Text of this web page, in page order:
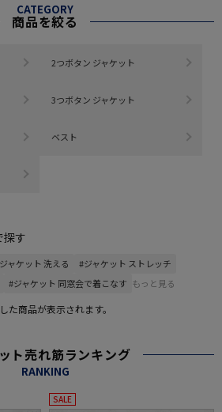
CATEGORY
商品を絞る
2つボタン ジャケット
3つボタン ジャケット
ベスト
探す
ャケット 洗える
#ジャケット ストレッチ
#ジャケット 同窓会で着こなす もっと見る
商品が表示されます。
ト売れ筋ランキング
RANKING
SALE